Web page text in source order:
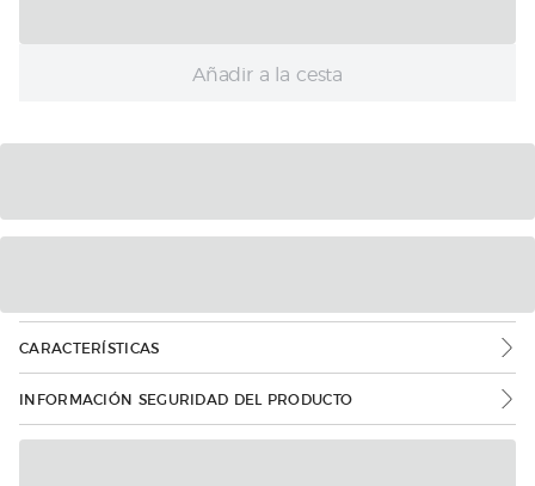
Añadir a la cesta
CARACTERÍSTICAS
INFORMACIÓN SEGURIDAD DEL PRODUCTO